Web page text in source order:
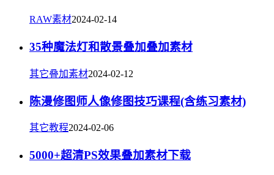
RAW素材2024-02-14
35种魔法灯和散景叠加叠加素材
其它叠加素材2024-02-12
陈漫修图师人像修图技巧课程(含练习素材)
其它教程2024-02-06
5000+超清PS效果叠加素材下载